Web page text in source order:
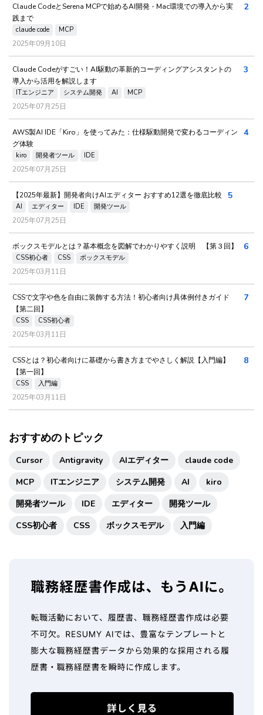
Claude CodeとSerena MCPで始めるAI開発 - Mac環境での導入から実
践まで
claude code MCP
2025年09月10日
2
Claude Codeがすごい！AI駆動の革新的コーディングアシスタントの
導入から活用を解説します
ITエンジニア システム開発 AI MCP
2025年07月25日
3
AWS製AI IDE「Kiro」を使ってみた：仕様駆動開発で変わるコーディン
グ体験
kiro 開発者ツール IDE
2025年07月25日
4
【2025年最新】開発者向けAIエディター おすすめ12選を徹底比較
AI エディター IDE 開発ツール
2025年07月25日
5
ボックスモデルとは？基本概念を図解でわかりやすく説明 【第３回】
CSS初心者 CSS ボックスモデル
2025年03月11日
6
CSSで文字や色を自由に装飾する方法！初心者向け具体例付きガイド
【第二回】
CSS CSS初心者
2025年03月11日
7
CSSとは？初心者向けに基礎から書き方までやさしく解説【入門編】
【第一回】
CSS 入門編
2025年03月11日
8
おすすめのトピック
Cursor Antigravity AIエディター
claude code
MCP
ITエンジニア システム開発 AI
kiro
開発者ツール
IDE エディター
開発ツール
CSS初心者
CSS ボックスモデル 入門編